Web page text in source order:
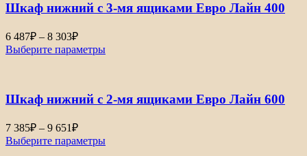
7
Шкаф нижний с 3-мя ящиками Евро Лайн 400
6 487₽ – 8 303₽Диапазон
цен:
6
8
Выберите параметры
Шкаф нижний с 2-мя ящиками Евро Лайн 600
7 385₽ – 9 651₽Диапазон
цен:
7
Выберите параметры